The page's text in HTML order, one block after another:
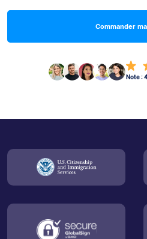
Commander
Note :